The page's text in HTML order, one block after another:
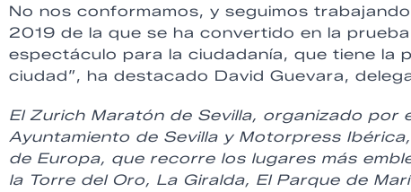
No nos conformamos, y seguimos
2019 de la que se ha convertido en la
espectáculo para la ciudadanía, que tiene la
ciudad”, ha destacado David Guevara,
El Zurich Maratón de Sevilla, organizado
Ayuntamiento de Sevilla y Motorpress
de Europa, que recorre los lugares más
la Torre del Oro, La Giralda, El Parque de